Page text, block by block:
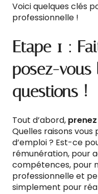
Voici quelques clés
professionnelle !
Etape 1 :
posez-vous
questions !
Tout d’abord,
Quelles raisons
d’emploi ? Est-ce
rémunération, pour
compétences, pour
professionnelle et
simplement pour